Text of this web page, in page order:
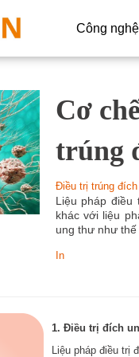
Công
Dữ liệu lớn
Công nghệ
Thiết bị
Tự động
In 3D và tái
Cơ
trúng
Điều trị trúng đích
Liệu pháp
khác với liệu
ung thư như thế
In
1. Điều trị đích
Liệu pháp điều trị